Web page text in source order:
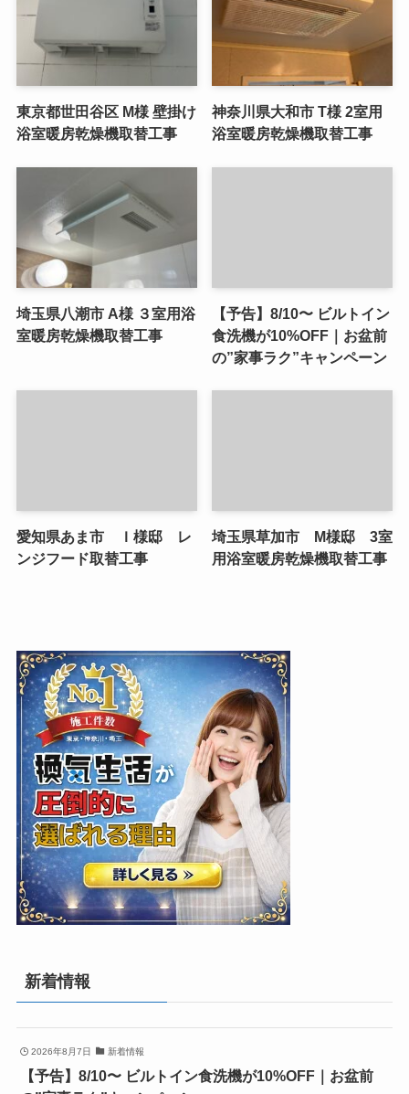
東京都世田谷区 M様 壁掛け
浴室暖房乾燥機取替工事
神奈川県大和市 T様 2室用
浴室暖房乾燥機取替工事
埼玉県八潮市 A様 ３室用浴
室暖房乾燥機取替工事
【予告】8/10〜 ビルトイン
食洗機が10%OFF｜お盆前
の”家事ラク”キャンペーン
愛知県あま市 Ｉ様邸 レ
ンジフード取替工事
埼玉県草加市 M様邸 3室
用浴室暖房乾燥機取替工事
新着情報
2026年8月7日 新着情報
【予告】8/10〜 ビルトイン食洗機が10%OFF｜お盆前